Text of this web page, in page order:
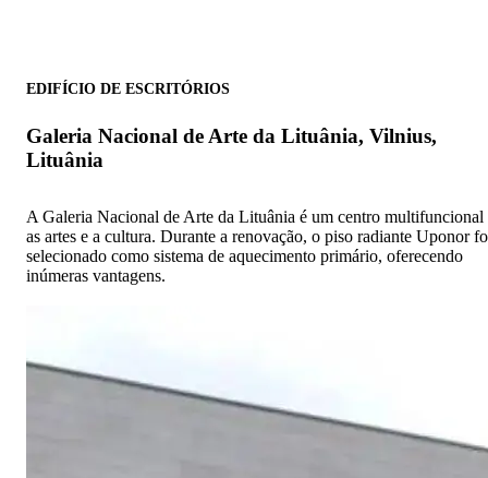
EDIFÍCIO DE ESCRITÓRIOS
Galeria Nacional de Arte da Lituânia, Vilnius,
Lituânia
A Galeria Nacional de Arte da Lituânia é um centro multifuncional
as artes e a cultura. Durante a renovação, o piso radiante Uponor
selecionado como sistema de aquecimento primário, oferecendo
inúmeras vantagens.